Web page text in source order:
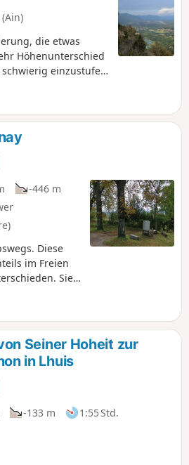
die etwas
Höhenunterschied
einzustufen
Sie zu Beginn
Wasserfälle sehen.
-446 m
Diese
im Freien
Sie
der Liers-
Sie einige
Hügel
Seiner Hoheit zur
in Lhuis
-133 m
1:55 Std.